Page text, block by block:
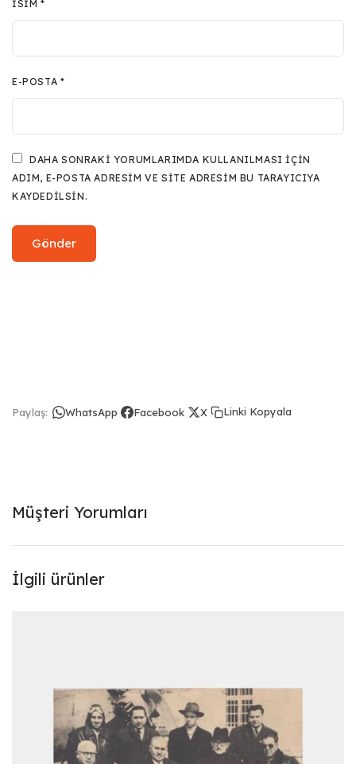
İSIM*
E-POSTA *
DAHA SONRAKI YORUMLARIMDA KULLANILMASI IÇIN
ADIM, E-POSTA ADRESIM VE SITE ADRESIM BU TARAYICIYA
KAYDEDILSIN.
Paylaş: WhatsApp Facebook X Linki Kopyala
Müşteri Yorumları
İlgili ürünler